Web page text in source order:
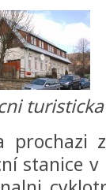
stanice